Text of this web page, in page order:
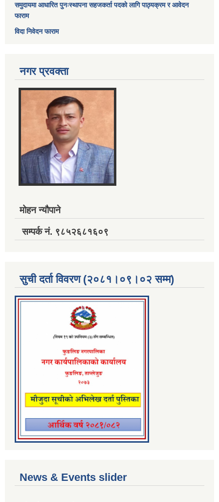
समुदायमा आधारित पुनःस्थापना सहजकर्ता पदको लागि पाठ्यक्रम र आवेदन
फाराम
विदा निवेदन फाराम
नगर प्रवक्ता
मोहन न्यौपाने
सम्पर्क नं. ९८५२६८१६०९
सुची दर्ता विवरण (२०८१।०९।०२ सम्म)
News & Events slider